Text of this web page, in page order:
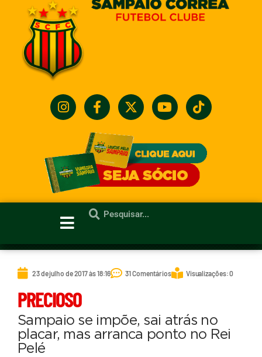
23 de julho de 2017 às 18:16 31 Comentários Visualizações: 0
PRECIOSO
Sampaio se impõe, sai atrás no
placar, mas arranca ponto no Rei
Pelé